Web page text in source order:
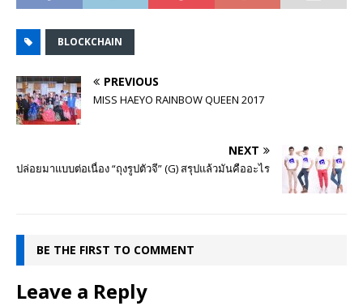
BLOCKCHAIN
PREVIOUS
MISS HAEYO RAINBOW QUEEN 2017
NEXT
ปล่อยมาแบบต่อเนื่อง “ถุงรูปตัวจี” (G) สรุปแล้วมันคืออะไร
BE THE FIRST TO COMMENT
Leave a Reply